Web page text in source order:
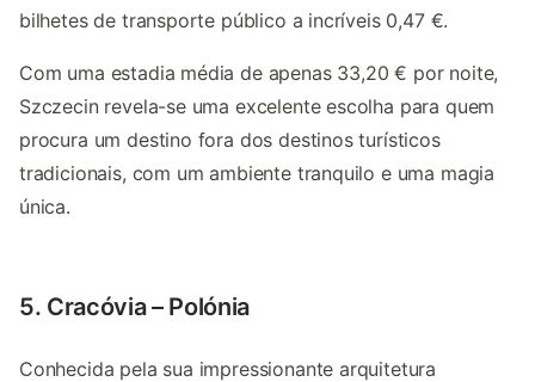
bilhetes de transporte público a incríveis 0,47 €.
Com uma estadia média de apenas 33,20 € por noite,
Szczecin revela-se uma excelente escolha para quem
procura um destino fora dos destinos turísticos
tradicionais, com um ambiente tranquilo e uma magia
única.
5. Cracóvia – Polónia
Conhecida pela sua impressionante arquitetura